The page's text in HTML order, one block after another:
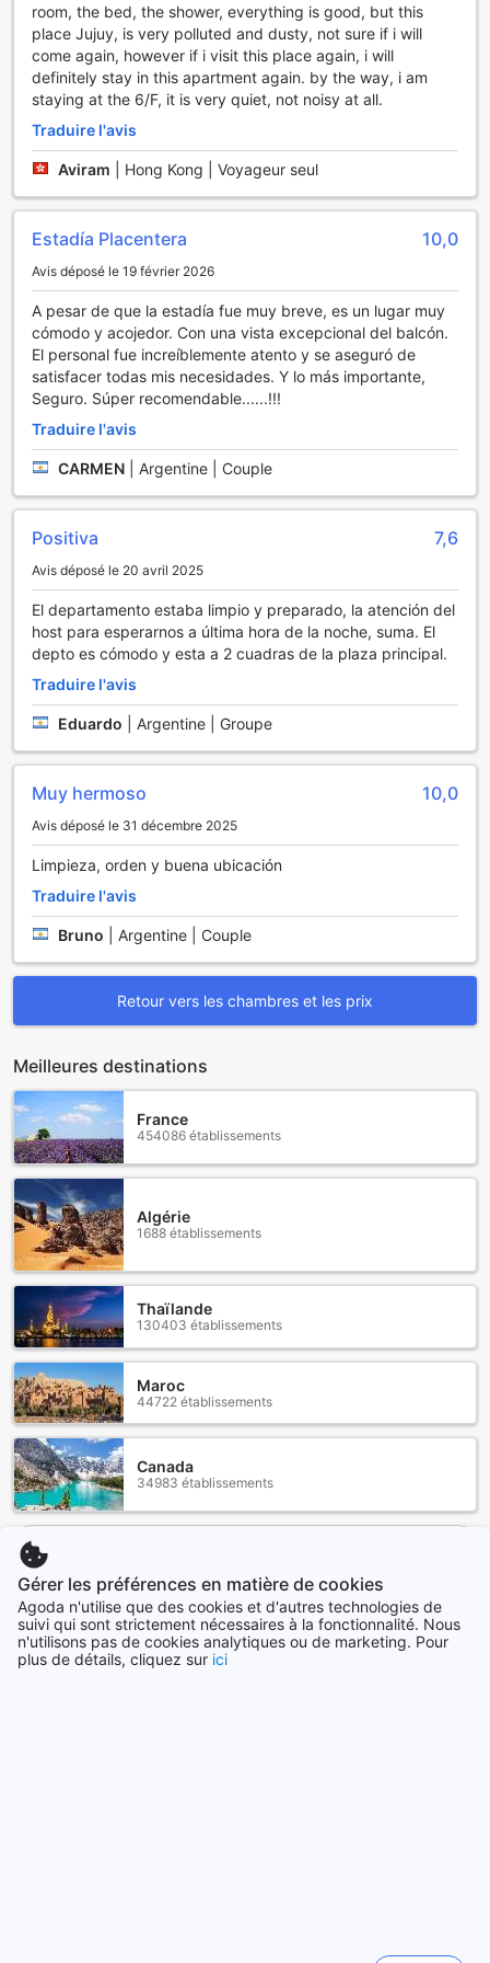
room, the bed, the shower, everything is good, but this
place Jujuy, is very polluted and dusty, not sure if i will
come again, however if i visit this place again, i will
definitely stay in this apartment again. by the way, i am
staying at the 6/F, it is very quiet, not noisy at all.
Traduire l'avis
Aviram Hong Kong | Voyageur seul
Estadía Placentera 10,0
Avis déposé le 19 février 2026
A pesar de que la estadía fue muy breve, es un lugar muy
cómodo y acojedor. Con una vista excepcional del balcón.
El personal fue increíblemente atento y se aseguró de
satisfacer todas mis necesidades. Y lo más importante,
Seguro. Súper recomendable......!!!
Traduire l'avis
CARMEN Argentine | Couple
Positiva 7,6
Avis déposé le 20 avril 2025
El departamento estaba limpio y preparado, la atención del
host para esperarnos a última hora de la noche, suma. El
depto es cómodo y esta a 2 cuadras de la plaza principal.
Traduire l'avis
Eduardo Argentine | Groupe
Muy hermoso 10,0
Avis déposé le 31 décembre 2025
Limpieza, orden y buena ubicación
Traduire l'avis
Bruno Argentine | Couple
Retour vers les chambres et les prix
Meilleures destinations
France
454086 établissements
Algérie
1688 établissements
Thaïlande
130403 établissements
Maroc
44722 établissements
Canada
34983 établissements
Tout voir
Villes en vogue
Gérer les préférences en matière de cookies
Agoda n'utilise que des cookies et d'autres technologies de
suivi qui sont strictement nécessaires à la fonctionnalité. Nous
n'utilisons pas de cookies analytiques ou de marketing. Pour
plus de détails, cliquez sur ici